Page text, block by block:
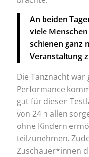
An beiden
viele
schienen ganz
Veranstaltung
Die Tanznacht war
Performance
gut für diesen
von 24 h allen
ohne Kindern
teilzunehmen.
Zuschauer*innen